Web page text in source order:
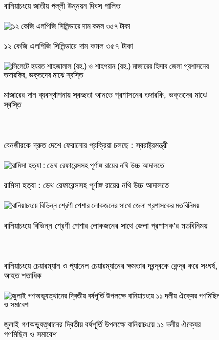
বানিয়াচংয়ে জাতীয় পল্লী উন্নয়ন দিবস পালিত
১২ কেজি এলপিজি সিলিন্ডারে দাম কমল ৩৫৭ টাকা
মাজারের দান ব্যবস্থাপনায় স্বচ্ছতা আনতে প্রশাসনের তদারকি, ভক্তদের মাঝে
স্বস্তি
বেনজীরকে দ্রুত দেশে ফেরানোর প্রক্রিয়া চলছে : স্বরাষ্ট্রমন্ত্রী
রামিসা হত্যা : ডেথ রেফারেন্সসহ পূর্ণাঙ্গ রায়ের নথি উচ্চ আদালতে
বানিয়াচংয়ে বিভিন্ন শ্রেণী পেশার লোকজনের সাথে জেলা প্রশাসক’র মতবিনিময়
বানিয়াচংয়ে চেয়ারম্যান ও প্যানেল চেয়ারম্যানের ক্ষমতার দ্বন্দ্বকে কেন্দ্র করে সংঘর্ষ,
আহত শতাধিক
জুলাই গণঅভ্যুত্থানের দ্বিতীয় বর্ষপূর্তি উপলক্ষে বানিয়াচংয়ে ১১ দলীয় ঐক্যের
গণমিছিল ও সমাবেশ